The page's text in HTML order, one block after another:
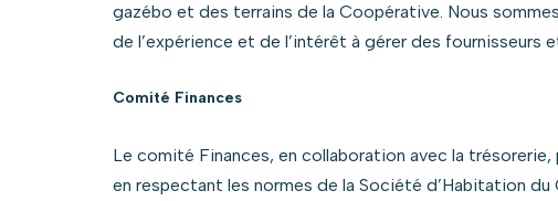
gazébo et des terrains de la Coopérative. Nous
de l’expérience et de l’intérêt à gérer des fournisseurs
Comité Finances
Le comité Finances, en collaboration avec la
en respectant les normes de la Société d’Habitation